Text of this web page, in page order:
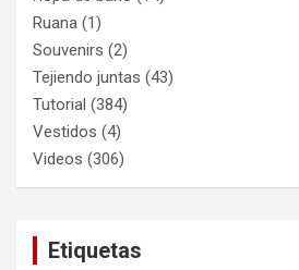
Ruana (1)
Souvenirs (2)
Tejiendo juntas (43)
Tutorial (384)
Vestidos (4)
Videos (306)
Etiquetas